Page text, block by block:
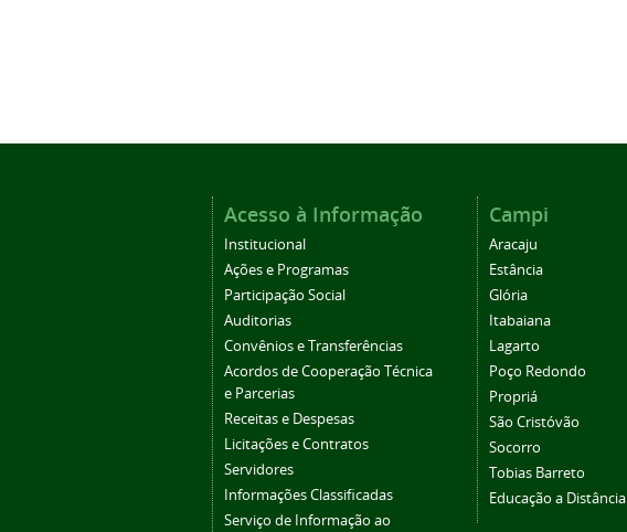
Acesso à Informação
Institucional
Ações e Programas
Participação Social
Auditorias
Convênios e Transferências
Acordos de Cooperação Técnica
e Parcerias
Receitas e Despesas
Licitações e Contratos
Servidores
Informações Classificadas
Serviço de Informação ao
Campi
Aracaju
Estância
Glória
Itabaiana
Lagarto
Poço Redondo
Propriá
São Cristóvão
Socorro
Tobias Barreto
Educação a Distância